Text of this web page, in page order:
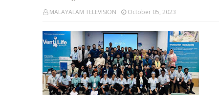
MALAYALAM TELEVISION October 05, 2023